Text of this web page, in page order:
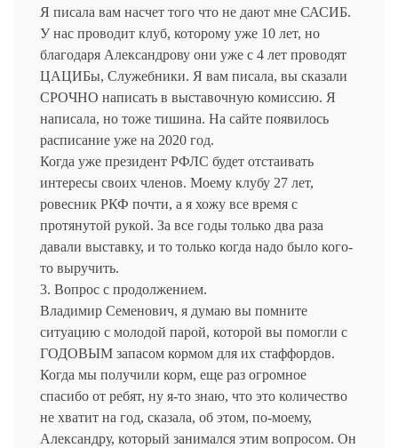
Я писала вам насчет того что не дают мне САСИБ.
У нас проводит клуб, которому уже 10 лет, но
благодаря Александрову они уже с 4 лет проводят
ЦАЦИБы, Служебники. Я вам писала, вы сказали
СРОЧНО написать в выставочную комиссию. Я
написала, но тоже тишина. На сайте появилось
расписание уже на 2020 год.
Когда уже президент РФЛС будет отстаивать
интересы своих членов. Моему клубу 27 лет,
ровесник РКФ почти, а я хожу все время с
протянутой рукой. За все годы только два раза
давали выставку, и то только когда надо было кого-
то выручить.
3. Вопрос с продолжением.
Владимир Семенович, я думаю вы помните
ситуацию с молодой парой, которой вы помогли с
ГОДОВЫМ запасом кормом для их стаффордов.
Когда мы получили корм, еще раз огромное
спасибо от ребят, ну я-то знаю, что это количество
не хватит на год, сказала, об этом, по-моему,
Александру, который занимался этим вопросом. Он